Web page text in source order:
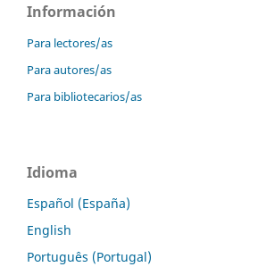
Información
Para lectores/as
Para autores/as
Para bibliotecarios/as
Idioma
Español (España)
English
Português (Portugal)